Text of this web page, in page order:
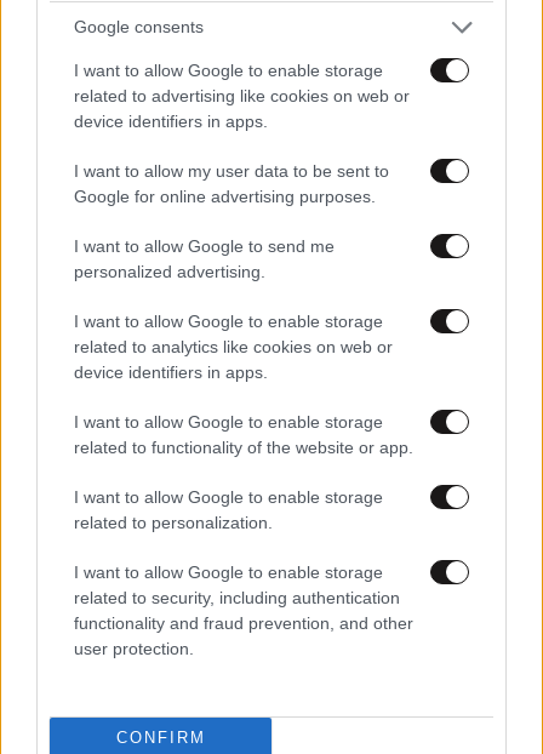
Google consents
I want to allow Google to enable storage
related to advertising like cookies on web or
device identifiers in apps.
I want to allow my user data to be sent to
Google for online advertising purposes.
I want to allow Google to send me
personalized advertising.
I want to allow Google to enable storage
related to analytics like cookies on web or
device identifiers in apps.
I want to allow Google to enable storage
related to functionality of the website or app.
I want to allow Google to enable storage
related to personalization.
I want to allow Google to enable storage
related to security, including authentication
functionality and fraud prevention, and other
user protection.
CONFIRM
πέντε θαλασσών»